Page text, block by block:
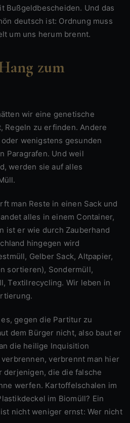
Bußgeldbescheiden. Und das
deutsch ist: Ordnung muss
um uns herum brennt.
zum
Regeln zu erfinden. Andere
wenigstens gesunden
Paragrafen. Und weil
werden sie auf alles
alles in einem Container,
ist er wie durch Zauberhand
hingegen wird
Gelber Sack, Altpapier,
sortieren), Sondermüll,
Textilrecycling. Wir leben in
dem Bürger nicht, also baut er
die heilige Inquisition
verbrennt man hier
derjenigen, die die falsche
werfen. Kartoffelschalen im
im Biomüll? Ein
nicht weniger ernst: Wer nicht